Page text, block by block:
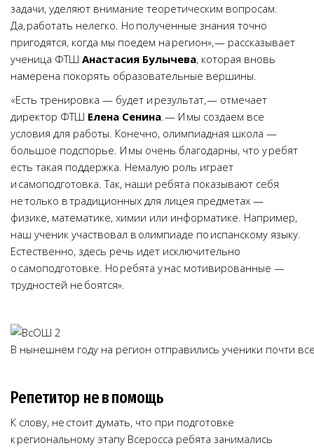
задачи, уделяют внимание теоретическим вопросам.
Да, работать нелегко. Но полученные знания точно
пригодятся, когда мы поедем на регион», — рассказывает
ученица ФТШ Анастасия Булычева, которая вновь
намерена покорять образовательные вершины.
«Есть тренировка — будет и результат, — отмечает
директор ФТШ Елена Сенина. — И мы создаем все
условия для работы. Конечно, олимпиадная школа —
большое подспорье. И мы очень благодарны, что у ребят
есть такая поддержка. Немалую роль играет
и самоподготовка. Так, наши ребята показывают себя
не только в традиционных для лицея предметах —
физике, математике, химии или информатике. Например,
наш ученик участвовал в олимпиаде по испанскому языку.
Естественно, здесь речь идет исключительно
о самоподготовке. Но ребята у нас мотивированные —
трудностей не боятся».
В нынешнем году на регион отправились ученики почти
Репетитор не в помощь
К слову, не стоит думать, что при подготовке
к региональному этапу Всеросса ребята занимались